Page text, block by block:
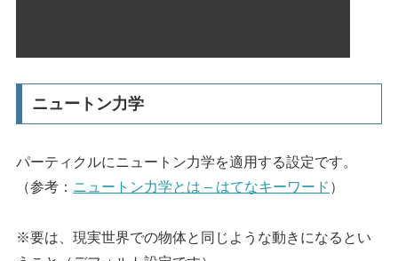
ニュートン力学
パーティクルにニュートン力学を適用する設定です。
（参考： ニュートン力学とは – はてなキーワード ）
※要は、現実世界での物体と同じような動きになるとい